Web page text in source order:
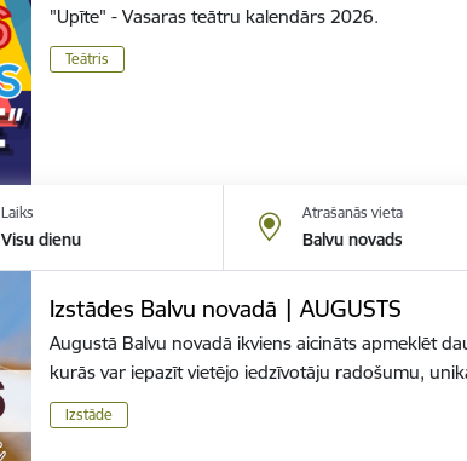
"Upīte" - Vasaras teātru kalendārs 2026.
Teātris
Laiks
Visu dienu
Atrašanās vieta
Balvu novads
Izstādes Balvu novadā | AUGUSTS
Augustā Balvu novadā ikviens aicināts apmeklēt
kurās var iepazīt vietējo iedzīvotāju radošumu,
Izstāde